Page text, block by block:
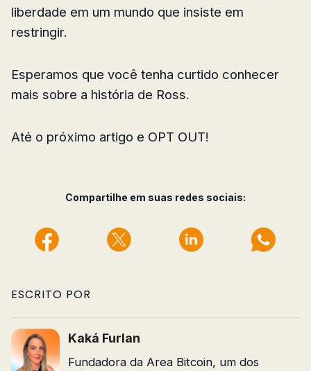
liberdade em um mundo que insiste em
restringir.
Esperamos que você tenha curtido conhecer
mais sobre a história de Ross.
Até o próximo artigo e OPT OUT!
Compartilhe em suas redes sociais:
ESCRITO POR
Kaká Furlan
Fundadora da Area Bitcoin, um dos